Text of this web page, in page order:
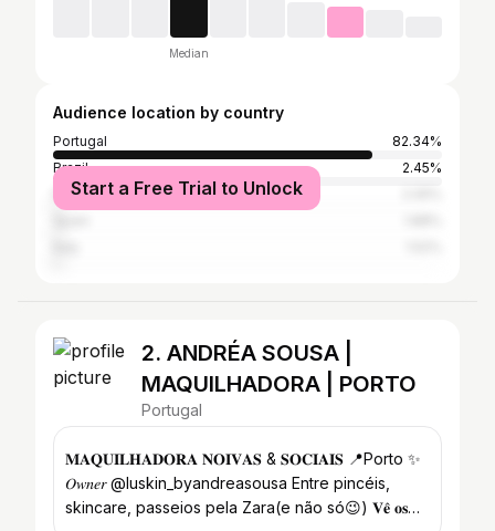
Median
Audience location by country
Portugal
82.34%
Brazil
2.45%
France
Start a Free Trial to Unlock
2. ANDRÉA SOUSA |
MAQUILHADORA | PORTO
Portugal
𝐌𝐀𝐐𝐔𝐈𝐋𝐇𝐀𝐃𝐎𝐑𝐀 𝐍𝐎𝐈𝐕𝐀𝐒 & 𝐒𝐎𝐂𝐈𝐀𝐈𝐒 📍Porto ✨
𝑂𝑤𝑛𝑒𝑟 @luskin_byandreasousa Entre pincéis,
skincare, passeios pela Zara(e não só😉) 𝐕𝐞̂ 𝐨𝐬